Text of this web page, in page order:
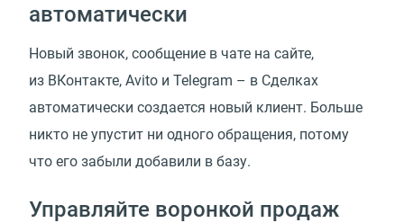
автоматически
Новый звонок, сообщение в чате на сайте,
из ВКонтакте, Avito и Telegram – в Сделках
автоматически создается новый клиент. Больше
никто не упустит ни одного обращения, потому
что его забыли добавили в базу.
Управляйте воронкой продаж